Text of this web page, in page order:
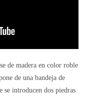
de madera en color roble
de una bandeja de
introducen dos piedras